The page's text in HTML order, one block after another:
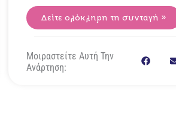
Δείτε ολόκληρη τη συνταγή »
Μοιραστείτε Αυτή Την
Ανάρτηση: